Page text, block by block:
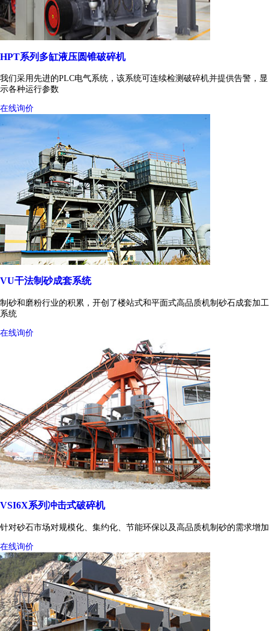
HPT系列多缸液压圆锥破碎机
我们采用先进的PLC电气系统，该系统可连续检测破碎机并提供告警，显
示各种运行参数
在线询价
VU干法制砂成套系统
制砂和磨粉行业的积累，开创了楼站式和平面式高品质机制砂石成套加工
系统
在线询价
VSI6X系列冲击式破碎机
针对砂石市场对规模化、集约化、节能环保以及高品质机制砂的需求增加
在线询价